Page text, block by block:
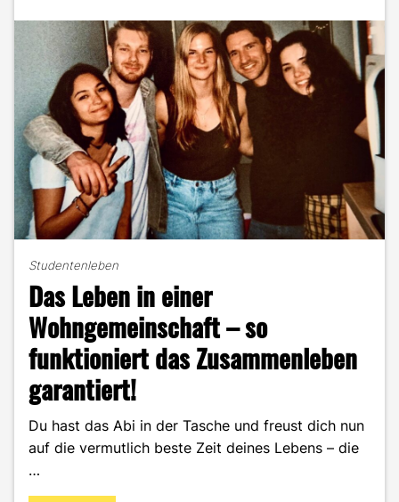
Studentenleben
Das Leben in einer
Wohngemeinschaft – so
funktioniert das Zusammenleben
garantiert!
Du hast das Abi in der Tasche und freust dich nun
auf die vermutlich beste Zeit deines Lebens – die
…